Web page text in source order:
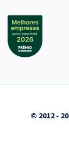
© 2012 -